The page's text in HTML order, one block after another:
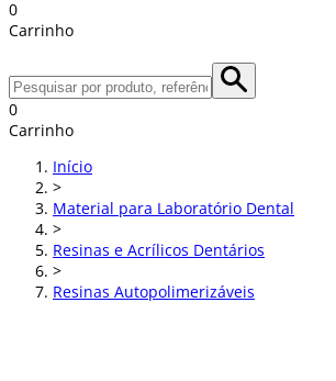
0
Carrinho
0
Carrinho
Início
>
Material para Laboratório Dental
>
Resinas e Acrílicos Dentários
>
Resinas Autopolimerizáveis